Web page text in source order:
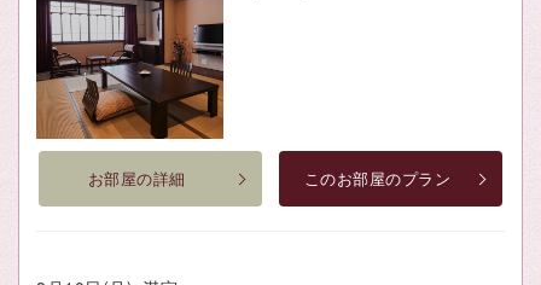
お部屋の詳細 このお部屋のプラン